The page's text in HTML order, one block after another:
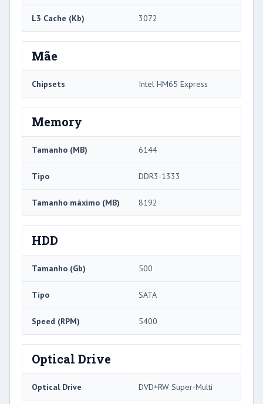
L3 Cache (Kb) 3072
Mãe
Chipsets Intel HM65 Express
Memory
Tamanho (MB) 6144
Tipo DDR3-1333
Tamanho máximo (MB) 8192
HDD
Tamanho (Gb) 500
Tipo SATA
Speed ​​(RPM) 5400
Optical Drive
Optical Drive DVD±RW Super-Multi